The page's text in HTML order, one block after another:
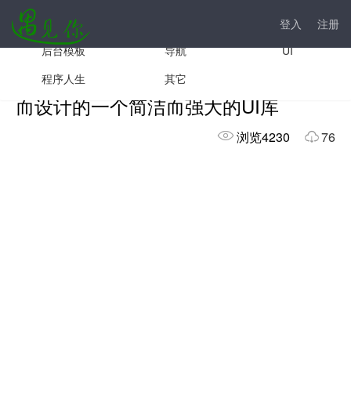
登入 注册
手机模板
前台模板
后台模板
导航
UI
程序人生
其它
jQuery WeUI 是专为微信公众账号开发
而设计的一个简洁而强大的UI库
浏览4230 76